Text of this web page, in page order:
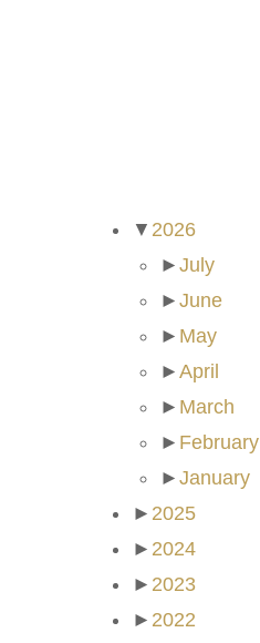
▼ 2026
►July
►June
► May
►April
► March
► February
►January
► 2025
► 2024
► 2023
► 2022